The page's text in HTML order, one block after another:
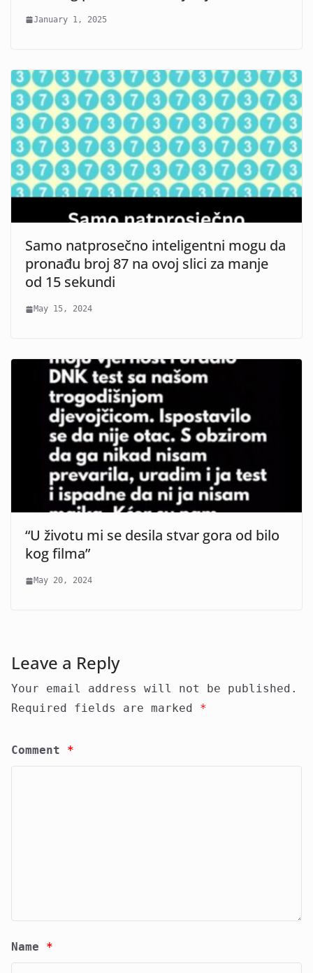
January 1, 2025
Samo natprosečno inteligentni mogu da
pronađu broj 87 na ovoj slici za manje
od 15 sekundi
May 15, 2024
“U životu mi se desila stvar gora od bilo
kog filma”
May 20, 2024
Leave a Reply
Your email address will not be published.
Required fields are marked *
Comment *
Name *